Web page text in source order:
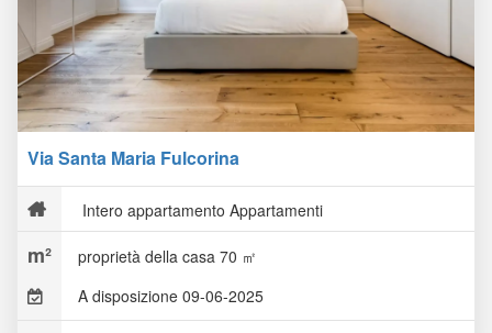
Via Santa Maria Fulcorina
Intero appartamento Appartamenti
proprietà della casa 70 ㎡
A disposizione 09-06-2025